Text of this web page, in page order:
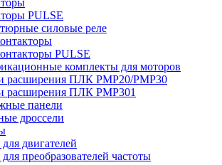
PULSE
силовые реле
PULSE
комплекты для моторов
расширения ПЛК PMP20/PMP30
расширения ПЛК PMP301
панели
дроссели
двигателей
преобразователей частоты